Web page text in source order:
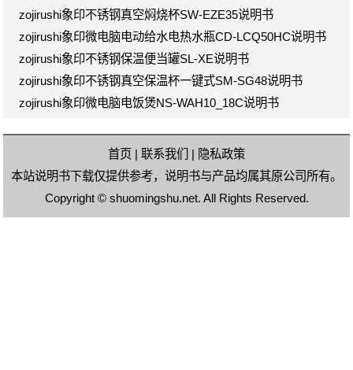
zojirushi象印不锈钢真空焖烧杯SW-EZE35说明书
zojirushi象印微电脑电动给水电热水瓶CD-LCQ50HC说明书
zojirushi象印不锈钢保温便当罐SL-XE说明书
zojirushi象印不锈钢真空保温杯一键式SM-SG48说明书
zojirushi象印微电脑电饭煲NS-WAH10_18C说明书
首页 | 联系我们 | 隐私政策
本站说明书下载仅提供参考，说明书与产品均属其原公司所有。
Copyright © shuomingshu.net. All Rights Reserved.